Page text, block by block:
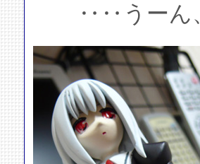
‥‥うーん、